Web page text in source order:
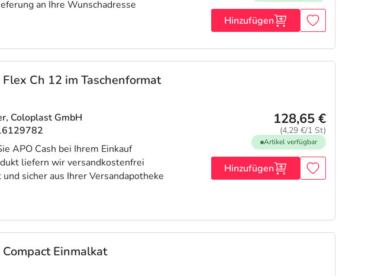
Hinzufügen
Ch 12 im Taschenformat
, Coloplast GmbH
128,65 €
(4,29 €/1 St)
Artikel verfügbar
Hinzufügen
Einmalkat